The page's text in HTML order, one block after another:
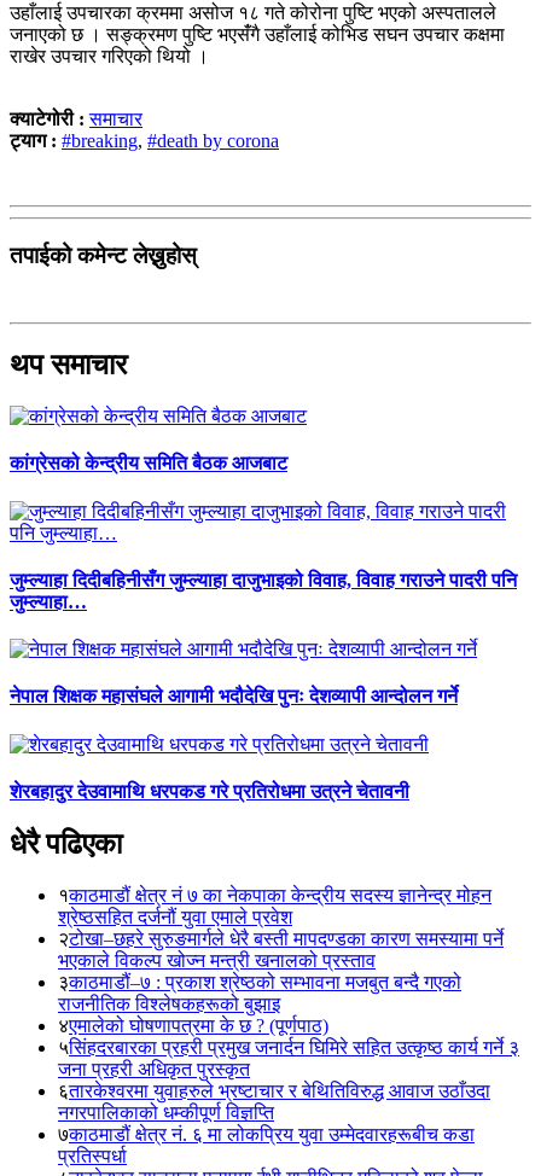
उहाँलाई उपचारका क्रममा असोज १८ गते कोरोना पुष्टि भएको अस्पतालले
जनाएको छ । सङ्क्रमण पुष्टि भएसँंगै उहाँलाई कोभिड सघन उपचार कक्षमा
राखेर उपचार गरिएको थियो ।
क्याटेगोरी :समाचार
ट्याग : #breaking, #death by corona
तपाईको कमेन्ट लेख्नुहोस्
थप समाचार
कांग्रेसको केन्द्रीय समिति बैठक आजबाट
जुम्ल्याहा दिदीबहिनीसँग जुम्ल्याहा दाजुभाइको विवाह, विवाह गराउने पादरी पनि
जुम्ल्याहा…
नेपाल शिक्षक महासंघले आगामी भदौदेखि पुनः देशव्यापी आन्दोलन गर्ने
शेरबहादुर देउवामाथि धरपकड गरे प्रतिरोधमा उत्रने चेतावनी
धेरै पढिएका
१काठमाडौं क्षेत्र नं ७ का नेकपाका केन्द्रीय सदस्य ज्ञानेन्द्र मोहन
श्रेष्ठसहित दर्जनौं युवा एमाले प्रवेश
२टोखा–छहरे सुरुङमार्गले धेरै बस्ती मापदण्डका कारण समस्यामा पर्ने
भएकाले विकल्प खोज्न मन्त्री खनालको प्रस्ताव
३काठमाडौं–७ : प्रकाश श्रेष्ठको सम्भावना मजबुत बन्दै गएको
राजनीतिक विश्लेषकहरूको बुझाइ
४एमालेको घोषणापत्रमा के छ ? (पूर्णपाठ)
५सिंहदरबारका प्रहरी प्रमुख जनार्दन घिमिरे सहित उत्कृष्ठ कार्य गर्ने ३
जना प्रहरी अधिकृत पुरस्कृत
६तारकेश्वरमा युवाहरुले भ्रष्टाचार र बेथितिविरुद्ध आवाज उठाँउदा
नगरपालिकाको धम्कीपूर्ण विज्ञप्ति
७काठमाडौं क्षेत्र नं. ६ मा लोकप्रिय युवा उम्मेदवारहरूबीच कडा
प्रतिस्पर्धा